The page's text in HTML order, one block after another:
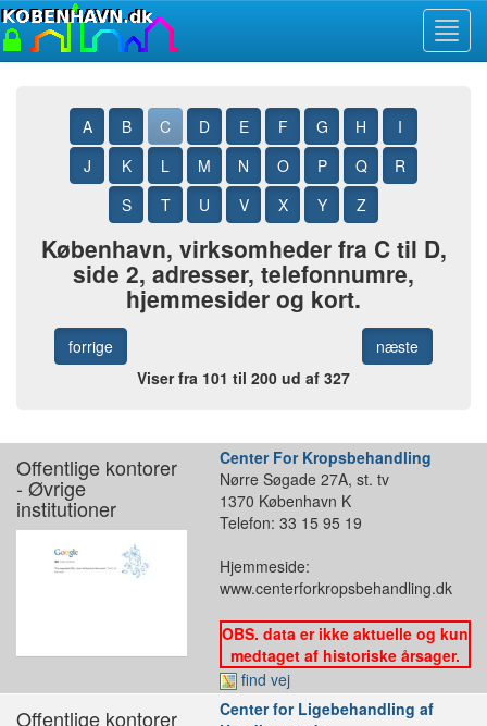
A B C D E F G H
I
J
K L M N O P Q
R
S
T U V X Y Z
København, virksomheder fra C til D,
side 2, adresser, telefonnumre,
hjemmesider og kort.
forrige
næste
Viser fra 101 til 200 ud af 327
Offentlige kontorer
- Øvrige
institutioner
Center For Kropsbehandling
Nørre Søgade 27A, st. tv
1370 København K
Telefon: 33 15 95 19
Hjemmeside:
www.centerforkropsbehandling.dk
OBS. data er ikke aktuelle og kun
medtaget af historiske årsager.
find vej
Offentlige kontorer
Center for Ligebehandling af